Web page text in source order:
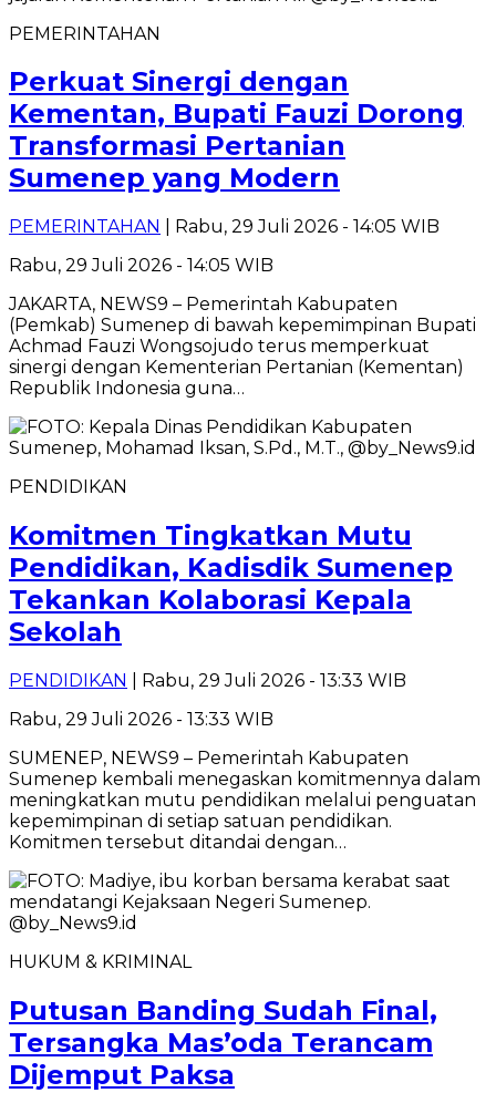
PEMERINTAHAN
Perkuat Sinergi dengan
Kementan, Bupati Fauzi Dorong
Transformasi Pertanian
Sumenep yang Modern
PEMERINTAHAN
| Rabu, 29 Juli 2026 - 14:05 WIB
Rabu, 29 Juli 2026 - 14:05 WIB
JAKARTA, NEWS9 – Pemerintah Kabupaten
(Pemkab) Sumenep di bawah kepemimpinan Bupati
Achmad Fauzi Wongsojudo terus memperkuat
sinergi dengan Kementerian Pertanian (Kementan)
Republik Indonesia guna…
PENDIDIKAN
Komitmen Tingkatkan Mutu
Pendidikan, Kadisdik Sumenep
Tekankan Kolaborasi Kepala
Sekolah
PENDIDIKAN
| Rabu, 29 Juli 2026 - 13:33 WIB
Rabu, 29 Juli 2026 - 13:33 WIB
SUMENEP, NEWS9 – Pemerintah Kabupaten
Sumenep kembali menegaskan komitmennya dalam
meningkatkan mutu pendidikan melalui penguatan
kepemimpinan di setiap satuan pendidikan.
Komitmen tersebut ditandai dengan…
HUKUM & KRIMINAL
Putusan Banding Sudah Final,
Tersangka Mas’oda Terancam
Dijemput Paksa